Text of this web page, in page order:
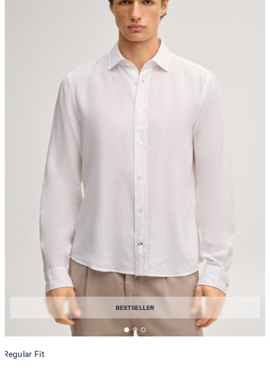
BESTSELLER
Regular Fit